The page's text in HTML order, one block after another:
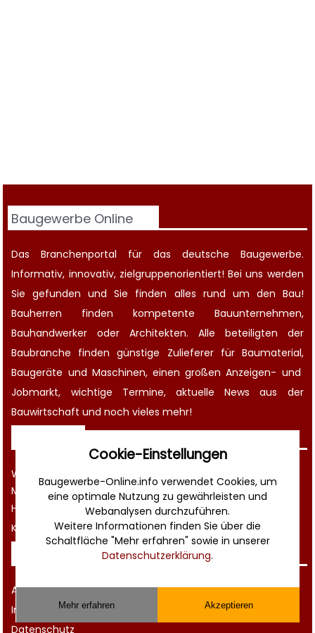
Baugewerbe Online
Das Branchenportal für das deutsche Baugewerbe.
Informativ, innovativ, zielgruppenorientiert! Bei uns werden
Sie gefunden und Sie finden alles rund um den Bau!
Bauherren finden kompetente Bauunternehmen,
Bauhandwerker oder Architekten. Alle beteiligten der
Baubranche finden günstige Zulieferer für Baumaterial,
Baugeräte und Maschinen, einen großenAnzeigen- und
Jobmarkt, wichtige Termine, aktuelleNews aus der
Bauwirtschaft und noch vieles mehr!
Werbung
Musterverträge und Vorlagen
Hilfe
Kontakt
AGB
Impressum
Datenschutz
Cookie-Einstellungen
Baugewerbe-Online.info verwendet Cookies, um
eine optimale Nutzung zu gewährleisten und
Webanalysen durchzuführen.
Weitere Informationen finden Sie über die
Schaltfläche "Mehr erfahren" sowie in unserer
Datenschutzerklärung.
Mehr erfahren Akzeptieren